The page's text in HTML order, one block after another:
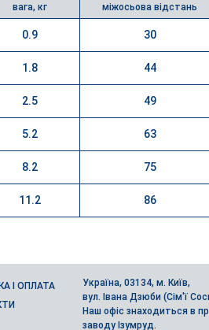
вага, кг міжосьова відстань
0.9 30
1.8 44
2.5 49
5.2 63
8.2 75
11.2 86
І ОПЛАТА
Україна, 03134, м. Київ,
вул. Івана Дзюби (Сім'ї
Наш офіс знаходиться в
заводу Ізумруд.